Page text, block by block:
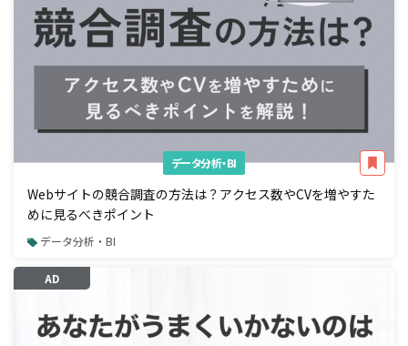
データ分析・BI
Webサイトの競合調査の方法は？アクセス数やCVを増やすた
めに見るべきポイント
データ分析・BI
AD